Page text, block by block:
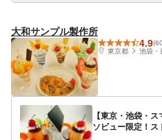
大和サンプル製作所
4.9
東京都
池袋・
【東京・池袋・
ソビュー限定！ス